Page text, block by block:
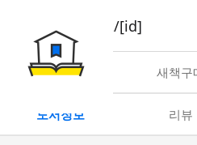
book/rent/[id]
대여 새책구
도서정보 리뷰